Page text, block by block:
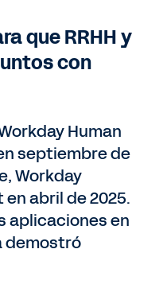
que RRHH y
con
Human
septiembre de
Workday
abril de 2025.
aplicaciones en
demostró